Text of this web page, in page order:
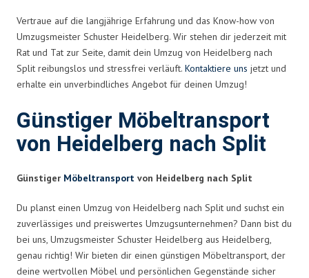
Vertraue auf die langjährige Erfahrung und das Know-how von
Umzugsmeister Schuster Heidelberg. Wir stehen dir jederzeit mit
Rat und Tat zur Seite, damit dein Umzug von Heidelberg nach
Split reibungslos und stressfrei verläuft. Kontaktiere uns jetzt und
erhalte ein unverbindliches Angebot für deinen Umzug!
Günstiger Möbeltransport
von Heidelberg nach Split
Günstiger Möbeltransport von Heidelberg nach Split
Du planst einen Umzug von Heidelberg nach Split und suchst ein
zuverlässiges und preiswertes Umzugsunternehmen? Dann bist du
bei uns, Umzugsmeister Schuster Heidelberg aus Heidelberg,
genau richtig! Wir bieten dir einen günstigen Möbeltransport, der
deine wertvollen Möbel und persönlichen Gegenstände sicher